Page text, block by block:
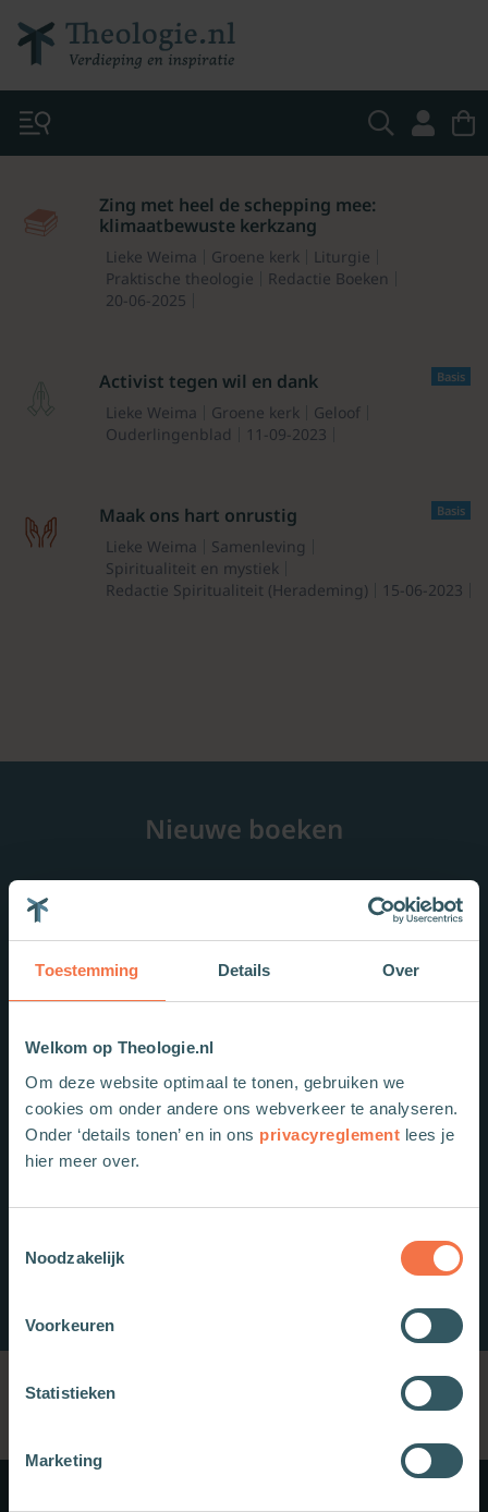
Toestemming Details Over
Welkom op Theologie.nl
Om deze website optimaal te tonen, gebruiken we
cookies om onder andere ons webverkeer te analyseren.
Onder ‘details tonen’ en in ons privacyreglement lees je
hier meer over.
Noodzakelijk
Voorkeuren
Statistieken
Marketing
Zing met heel de schepping mee:
klimaatbewuste kerkzang
Lieke Weima Groene kerk
Liturgie
Praktische theologie
Redactie Boeken
20-06-2025
Basis
Activist tegen wil en dank
Lieke Weima Groene kerk
Geloof
Ouderlingenblad
11-09-2023
Basis
Maak ons hart onrustig
Lieke Weima
Samenleving
Spiritualiteit en mystiek
Redactie Spiritualiteit (Herademing)
15-06-2023
Nieuwe boeken